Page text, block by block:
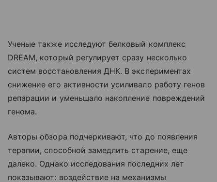
Ученые также исследуют белковый комплекс
DREAM, который регулирует сразу несколько
систем восстановления ДНК. В экспериментах
снижение его активности усиливало работу генов
репарации и уменьшало накопление повреждений
генома.
Авторы обзора подчеркивают, что до появления
терапии, способной замедлить старение, еще
далеко. Однако исследования последних лет
показывают: воздействие на механизмы